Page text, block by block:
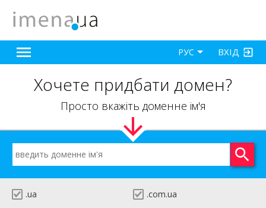
ВХІД
РУС
Хочете придбати домен?
Просто вкажіть доменне ім'я
.ua
.com.ua